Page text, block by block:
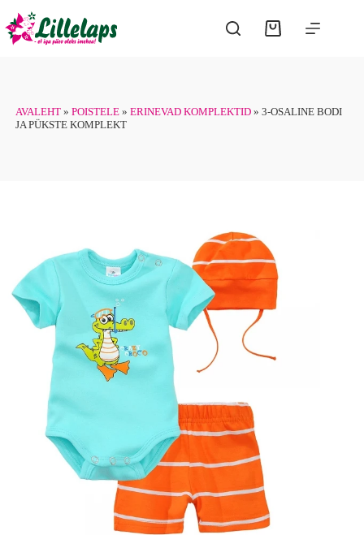
content
multiple
variants.
chosen
Shopping
AVALEHT » POISTELE » ERINEVAD KOMPLEKTID » 3-OSALINE BODI
JA PÜKSTE KOMPLEKT